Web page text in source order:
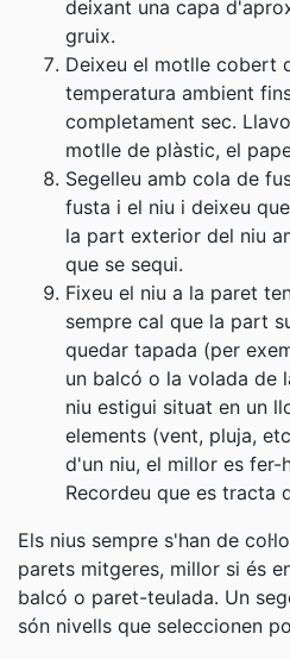
deixant una capa
gruix.
Deixeu el motlle cobert
temperatura ambient
completament sec.
motlle de plàstic, el
Segelleu amb cola de
fusta i el niu i deixeu
la part exterior del niu
que se sequi.
Fixeu el niu a la paret
sempre cal que la part
quedar tapada (per
un balcó o la volada de
niu estigui situat en un
elements (vent, pluja,
d'un niu, el millor es fer-
Recordeu que es tracta
Els nius sempre s'han de
parets mitgeres, millor si és
balcó o paret-teulada. Un
són nivells que seleccionen